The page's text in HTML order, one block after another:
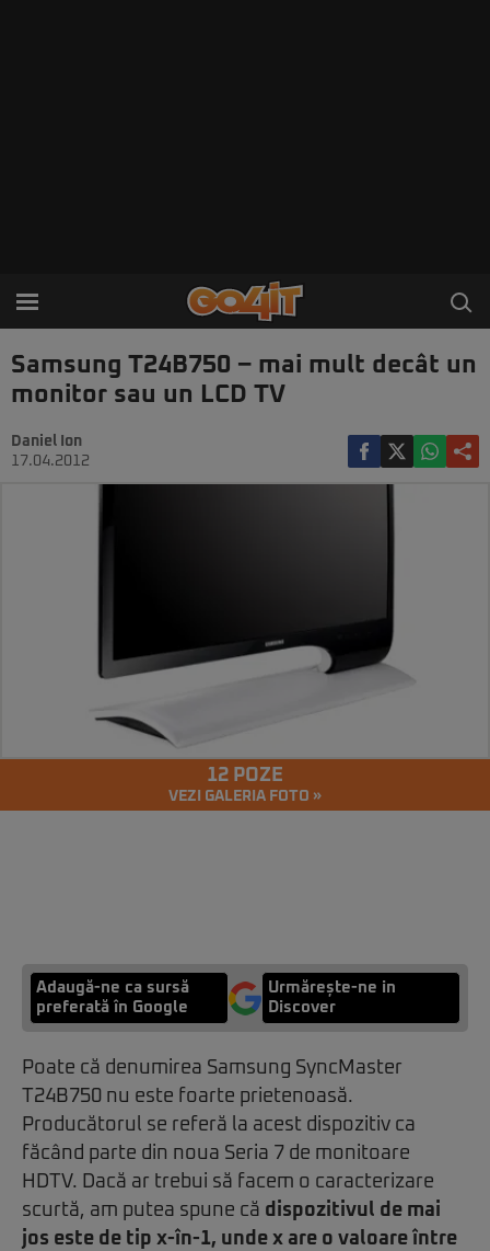
Samsung T24B750 – mai mult decât un
monitor sau un LCD TV
Daniel Ion
17.04.2012
12 POZE
VEZI GALERIA FOTO »
Adaugă-ne ca sursă
preferată în Google
Urmărește-ne in
Discover
Poate că denumirea Samsung SyncMaster
T24B750 nu este foarte prietenoasă.
Producătorul se referă la acest dispozitiv ca
făcând parte din noua Seria 7 de monitoare
HDTV. Dacă ar trebui să facem o caracterizare
scurtă, am putea spune că dispozitivul de mai
jos este de tip x-în-1, unde x are o valoare între